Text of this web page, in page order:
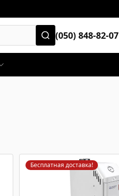
(050) 848-82-07
Бесплатная доставка!